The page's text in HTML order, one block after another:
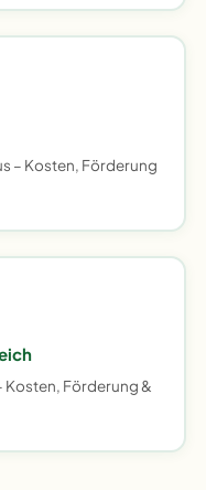
– Kosten, Förderung
Kosten, Förderung &